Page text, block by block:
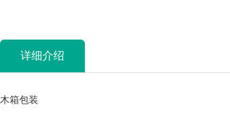
详细介绍
木箱包装